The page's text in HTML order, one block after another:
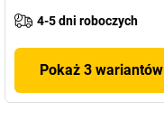
4-5 dni roboczych
Pokaż 3 wariantów